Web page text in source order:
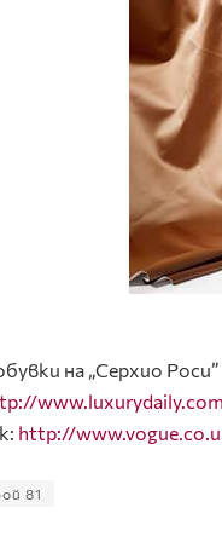
на „Серхио Роси”
http://
81